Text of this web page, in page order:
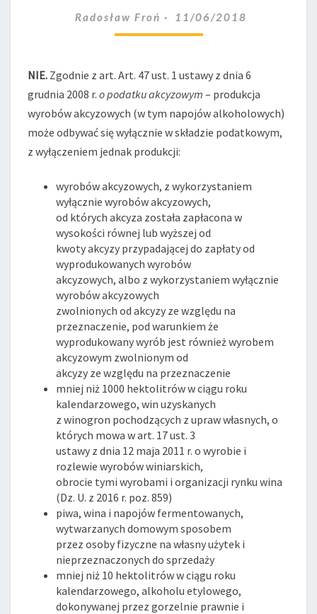
SIĘ
W
Radosław Froń 11/06/2018
NIE. Zgodnie z art. Art. 47 ust. 1 ustawy z dnia 6
grudnia 2008 r. o podatku akcyzowym – produkcja
wyrobów akcyzowych (w tym napojów alkoholowych)
może odbywać się wyłącznie w składzie podatkowym,
z wyłączeniem jednak produkcji:
wyrobów akcyzowych, z wykorzystaniem
wyłącznie wyrobów akcyzowych,
od których akcyza została zapłacona w
wysokości równej lub wyższej od
kwoty akcyzy przypadającej do zapłaty od
wyprodukowanych wyrobów
akcyzowych, albo z wykorzystaniem wyłącznie
wyrobów akcyzowych
zwolnionych od akcyzy ze względu na
przeznaczenie, pod warunkiem że
wyprodukowany wyrób jest również wyrobem
akcyzowym zwolnionym od
akcyzy ze względu na przeznaczenie
mniej niż 1000 hektolitrów w ciągu roku
kalendarzowego, win uzyskanych
z winogron pochodzących z upraw własnych, o
których mowa w art. 17 ust. 3
ustawy z dnia 12 maja 2011 r. o wyrobie i
rozlewie wyrobów winiarskich,
obrocie tymi wyrobami i organizacji rynku wina
(Dz. U. z 2016 r. poz. 859)
piwa, wina i napojów fermentowanych,
wytwarzanych domowym sposobem
przez osoby fizyczne na własny użytek i
nieprzeznaczonych do sprzedaży
mniej niż 10 hektolitrów w ciągu roku
kalendarzowego, alkoholu etylowego,
dokonywanej przez gorzelnie prawnie i